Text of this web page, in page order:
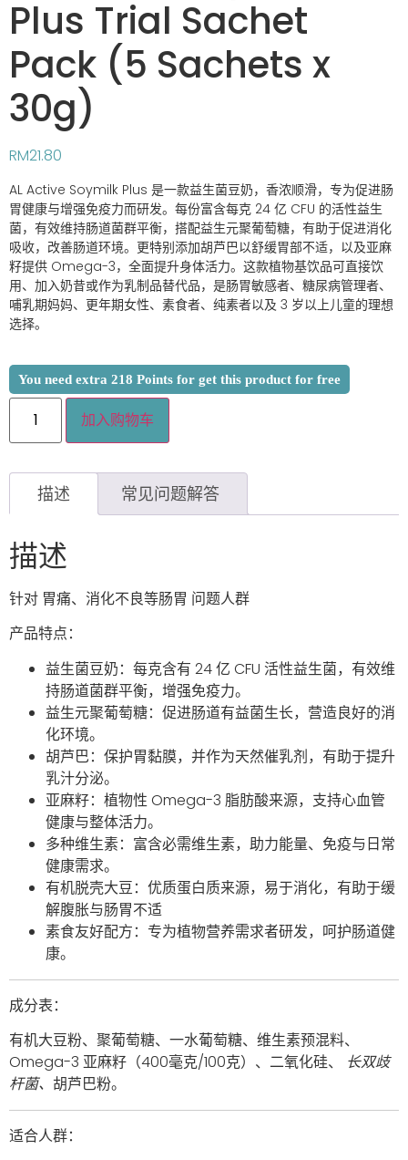
Plus Trial Sachet
Pack (5 Sachets x
30g)
RM21.80
AL Active Soymilk Plus 是一款益生菌豆奶，香浓顺滑，专为促进肠
胃健康与增强免疫力而研发。每份富含每克 24 亿 CFU 的活性益生
菌，有效维持肠道菌群平衡，搭配益生元聚葡萄糖，有助于促进消化
吸收，改善肠道环境。更特别添加胡芦巴以舒缓胃部不适，以及亚麻
籽提供 Omega-3，全面提升身体活力。这款植物基饮品可直接饮
用、加入奶昔或作为乳制品替代品，是肠胃敏感者、糖尿病管理者、
哺乳期妈妈、更年期女性、素食者、纯素者以及 3 岁以上儿童的理想
选择。
You need extra 218 Points for get this product for free
加入购物车
描述 常见问题解答
描述
针对 胃痛、消化不良等肠胃 问题人群
产品特点：
益生菌豆奶：每克含有 24 亿 CFU 活性益生菌，有效维
持肠道菌群平衡，增强免疫力。
益生元聚葡萄糖：促进肠道有益菌生长，营造良好的消
化环境。
胡芦巴：保护胃黏膜，并作为天然催乳剂，有助于提升
乳汁分泌。
亚麻籽：植物性 Omega-3 脂肪酸来源，支持心血管
健康与整体活力。
多种维生素：富含必需维生素，助力能量、免疫与日常
健康需求。
有机脱壳大豆：优质蛋白质来源，易于消化，有助于缓
解腹胀与肠胃不适
素食友好配方：专为植物营养需求者研发，呵护肠道健
康。
成分表：
有机大豆粉、聚葡萄糖、一水葡萄糖、维生素预混料、
Omega-3 亚麻籽（400毫克/100克）、二氧化硅、 长双歧
杆菌、 胡芦巴粉。
适合人群：